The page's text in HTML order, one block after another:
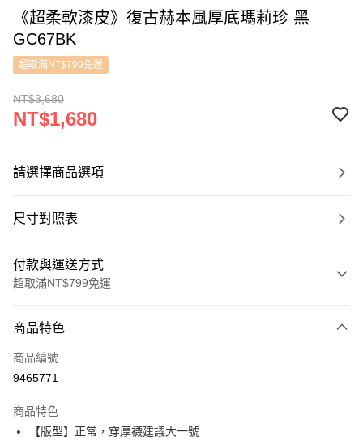
《超柔軟漆皮》復古赫本風厚底瑪莉珍 黑
GC67BK
超取滿NT$799免運
NT$3,680
NT$1,680
請選擇商品選項
尺寸對照表
付款與運送方式
超取滿NT$799免運
信用卡一次付款
超商取貨付款
Apple Pay
商品特色
商品編號
9465771
商品特色
【版型】正常，穿厚襪建議大一號